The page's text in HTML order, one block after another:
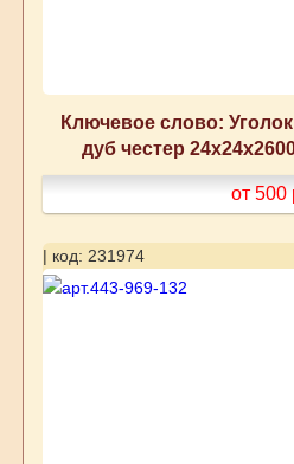
Ключевое слово:
дуб честер
от 500
| код: 231974